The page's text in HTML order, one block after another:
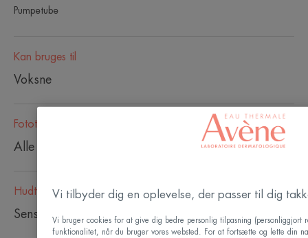
Pumpetube
Kan bruges til
Voksne
Fototype
Alle fototyper fra I til VI
Hudtype
Sensitiv hud
Vi tilbyder dig en oplevelse, der passer til dig
Vi bruger cookies for at give dig bedre personlig tilpasning (personliggjort
funktionalitet, når du bruger vores websted. For at fortsætte og lette din